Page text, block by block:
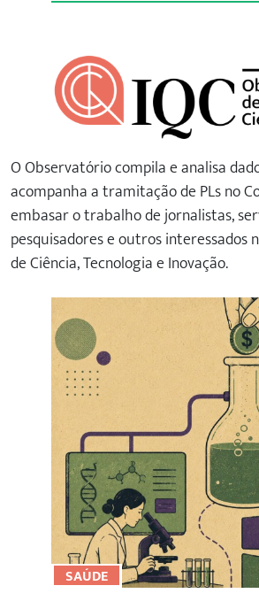
O Observatório compila e analisa
acompanha a tramitação de PLs no
embasar o trabalho de jornalistas,
pesquisadores e outros interessados
de Ciência, Tecnologia e Inovação.
SAÚDE